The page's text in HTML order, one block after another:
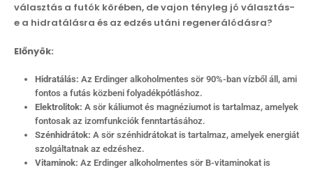
választás a futók körében, de vajon tényleg jó választás-
e a hidratálásra és az edzés utáni regenerálódásra?
Előnyök:
Hidratálás: Az Erdinger alkoholmentes sör 90%-ban vízből áll, ami
fontos a futás közbeni folyadékpótláshoz.
Elektrolitok: A sör káliumot és magnéziumot is tartalmaz, amelyek
fontosak az izomfunkciók fenntartásához.
Szénhidrátok: A sör szénhidrátokat is tartalmaz, amelyek energiát
szolgáltatnak az edzéshez.
Vitaminok: Az Erdinger alkoholmentes sör B-vitaminokat is